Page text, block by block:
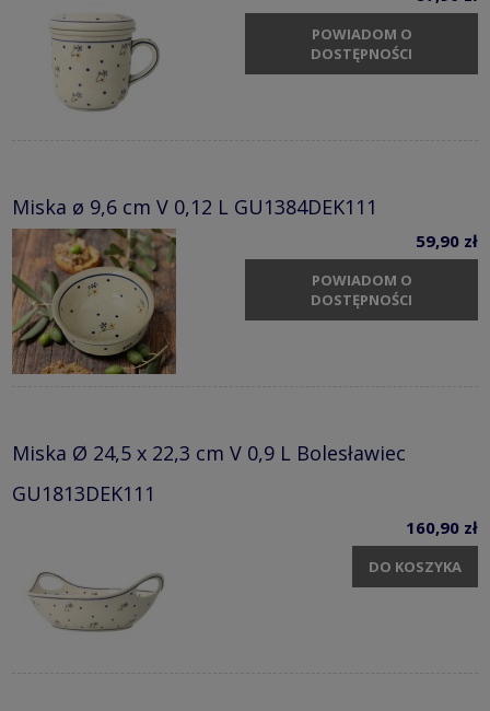
POWIADOM O
DOSTĘPNOŚCI
Miska ø 9,6 cm V 0,12 L GU1384DEK111
59,90 zł
POWIADOM O
DOSTĘPNOŚCI
Miska Ø 24,5 x 22,3 cm V 0,9 L Bolesławiec
GU1813DEK111
160,90 zł
DO KOSZYKA